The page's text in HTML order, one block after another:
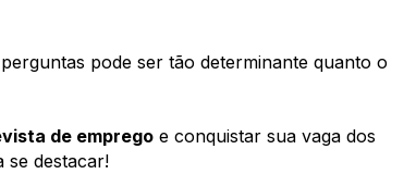
pode ser tão determinante quanto o
de emprego e conquistar sua vaga dos
se destacar!